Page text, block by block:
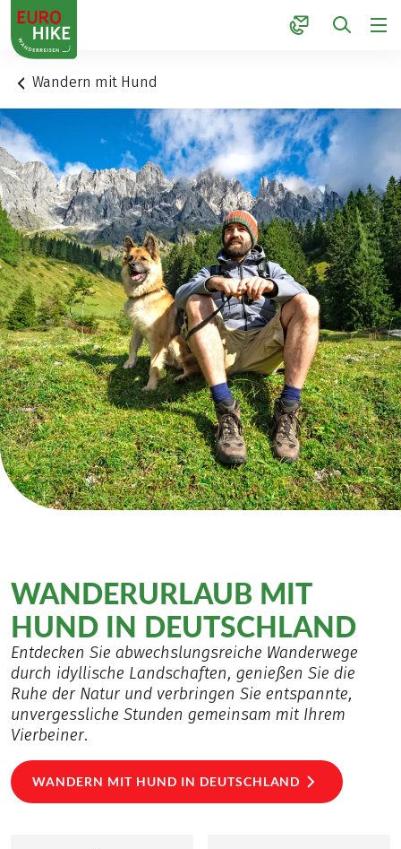
1
Wandern mit Hund
WANDERURLAUB MIT
HUND IN DEUTSCHLAND
Entdecken Sie abwechslungsreiche Wanderwege
durch idyllische Landschaften, genießen Sie die
Ruhe der Natur und verbringen Sie entspannte,
unvergessliche Stunden gemeinsam mit Ihrem
Vierbeiner.
WANDERN MIT HUND IN DEUTSCHLAND